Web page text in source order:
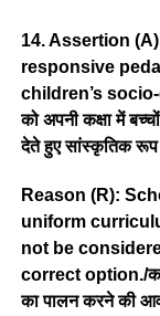
14. Assertion
responsive
children’s
को अपनी कक्षा में
देते हुए सांस्कृतिक रूप से
Reason (R):
uniform
not be
correct option./
का पालन करने की